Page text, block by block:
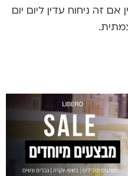
זה ניחוח עדין ליום יום